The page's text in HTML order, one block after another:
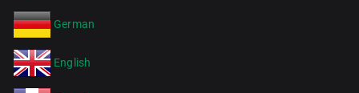
German
English